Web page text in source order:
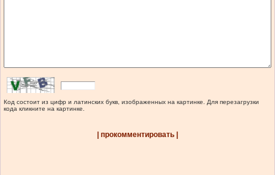
Код состоит из цифр и латинских букв, изображенных на картинке. Для перезагрузки
кода кликните на картинке.
| прокомментировать |